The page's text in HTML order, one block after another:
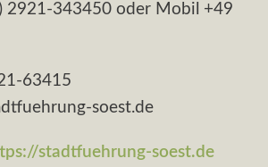
2921-343450 oder Mobil +49
63415
soest.de
stadtfuehrung-soest.de